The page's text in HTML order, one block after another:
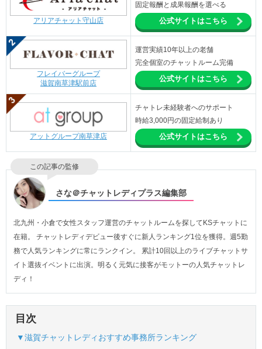
アリアチャット守山店
固定報酬と成果報酬を選べる
公式サイトはこちら
フレイバーグループ
滋賀南草津駅前店
運営実績10年以上の老舗
完全個室のチャットルーム完備
公式サイトはこちら
アットグループ南草津店
チャトレ未経験者へのサポート
時給3,000円の固定給制あり
公式サイトはこちら
この記事の監修
さな＠チャットレディプラス編集部
北九州・小倉で女性スタッフ運営のチャットルームを探してKSチャットに
在籍。 チャットレディデビュー後すぐに新人ランキング1位を獲得。週5勤
務で人気ランキングに常にランクイン。 累計10回以上のライブチャットサ
イト選抜イベントに出演。明るく元気に接客がモットーの人気チャットレ
ディ！
目次
▼滋賀チャットレディおすすめ事務所ランキング